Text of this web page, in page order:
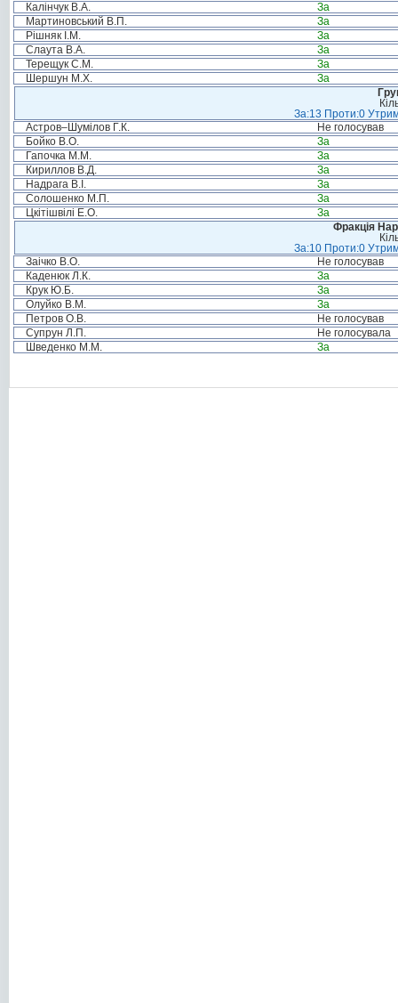
Калінчук В.А.
За
Мартиновський В.П.
За
Рішняк І.М.
За
Слаута В.А.
За
Терещук С.М.
За
Шершун М.Х.
За
За:13 Проти:0
Астров–Шумілов Г.К.
Не голосував
Бойко В.О.
За
Гапочка М.М.
За
Кириллов В.Д.
За
Надрага В.І.
За
Солошенко М.П.
За
Цкітішвілі Е.О.
За
Фракція
За:10 Проти:0
Заічко В.О.
Не голосував
Каденюк Л.К.
За
Крук Ю.Б.
За
Олуйко В.М.
За
Петров О.В.
Не голосував
Супрун Л.П.
Не голосувала
Шведенко М.М.
За